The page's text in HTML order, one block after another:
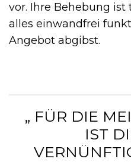
vor. Ihre Behebung ist
alles einwandfrei
Angebot abgibst.
„ FÜR DIE
IST